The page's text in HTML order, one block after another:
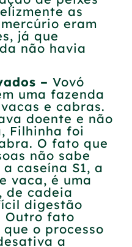
as
eram
já que
não havia
– Vovó
uma fazenda
e cabras.
doente e não
Filhinha foi
O fato que
não sabe
caseína S1, a
vaca, é uma
de cadeia
digestão
Outro fato
o processo
a